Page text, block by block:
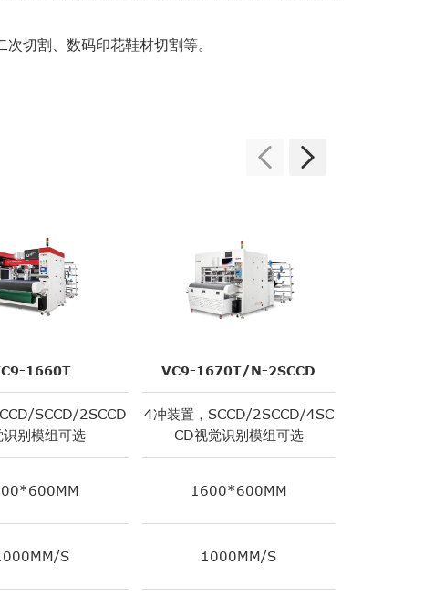
切割、数码印花鞋材切割等。
1660T
SCCD/2SCCD
识别模组可选
S
VC9-1670T/N-2SCCD
4冲装置，SCCD/2SCCD/4SC
CD视觉识别模组可选
1600*600MM
1000MM/S